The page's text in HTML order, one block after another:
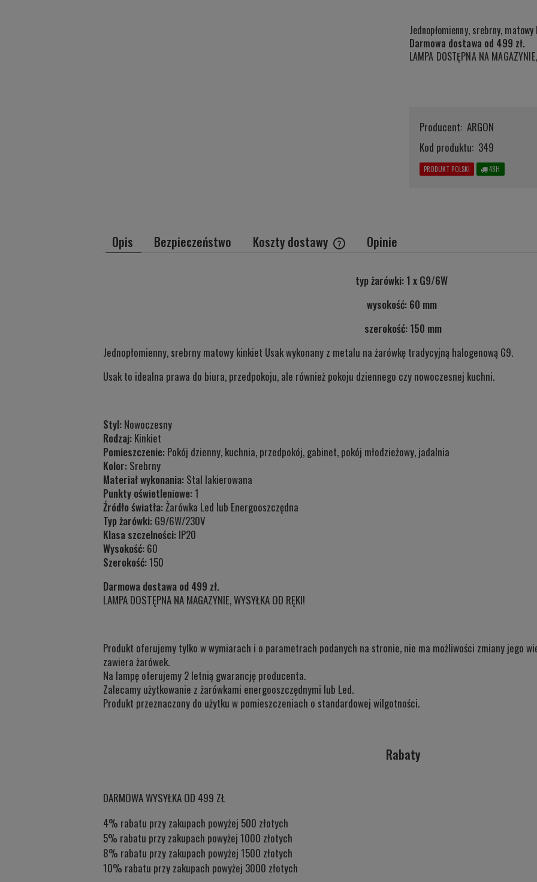
Jednopłomienny, srebrny,
Darmowa dostawa od 499 zł.
LAMPA DOSTĘPNA NA
Producent: ARGON
Kod produktu: 349
PRODUKT POLSKI 48H
Opis Bezpieczeństwo Koszty dostawy
płatności
Opinie
typ żarówki: 1 x G9/6W
wysokość: 60 mm
szerokość: 150 mm
Jednopłomienny, srebrny matowy kinkiet Usak wykonany z metalu na żarówkę tradycyjną halogenową G9.
Usak to idealna prawa do biura, przedpokoju, ale również pokoju dziennego czy nowoczesnej kuchni.
Styl: Nowoczesny
Rodzaj: Kinkiet
Pomieszczenie: Pokój dzienny, kuchnia, przedpokój, gabinet, pokój młodzieżowy, jadalnia
Kolor: Srebrny
Materiał wykonania: Stal lakierowana
Punkty oświetleniowe:1
Źródło światła:Żarówka Led lub Energooszczędna
Typ żarówki: G9/6W/230V
Klasa szczelności: IP20
Wysokość: 60
Szerokość:150
Darmowa dostawa od 499 zł.
LAMPA DOSTĘPNA NA MAGAZYNIE, WYSYŁKA OD RĘKI!
Produkt oferujemy tylko w wymiarach i o parametrach podanych na stronie, nie ma możliwości zmiany jego
zawiera żarówek.
Na lampę oferujemy 2 letnią gwarancję producenta.
Zalecamy użytkowanie z żarówkami energooszczędnymi lub Led.
Produkt przeznaczony do użytku w pomieszczeniach o standardowej wilgotności.
Rabaty
DARMOWA WYSYŁKA OD 499 ZŁ
4% rabatu przy zakupach powyżej 500 złotych
5% rabatu przy zakupach powyżej 1000 złotych
8% rabatu przy zakupach powyżej 1500 złotych
10% rabatu przy zakupach powyżej 3000 złotych